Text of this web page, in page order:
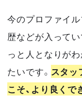
今のプロファイ
歴などが入って
っと人となりが
たいです。 スタッ
こそ、より良くで